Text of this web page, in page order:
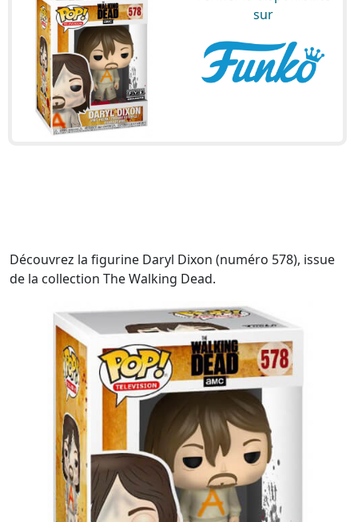
sur
Découvrez la figurine Daryl Dixon (numéro 578), issue
de la collection The Walking Dead.